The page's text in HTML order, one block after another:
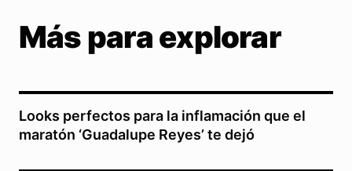
Más para explorar
Looks perfectos para la inflamación que el
maratón ‘Guadalupe Reyes’ te dejó